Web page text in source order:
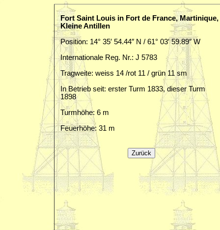
Fort Saint Louis in Fort de France, Martinique,
Kleine Antillen
Position: 14° 35′ 54.44″ N / 61° 03′ 59.89″ W
Internationale Reg. Nr.: J 5783
Tragweite: weiss 14 /rot 11 / grün 11 sm
In Betrieb seit: erster Turm 1833, dieser Turm
1898
Turmhöhe: 6 m
Feuerhöhe: 31 m